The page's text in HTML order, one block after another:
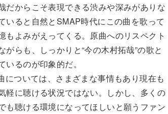
だからこそ表現できる渋みや深みがありな
いると自然とSMAP時代にこの曲を歌って
もよみがえってくる。原曲へのリスペクト
がらも、しっかりと“今の木村拓哉”の歌と
いるのが印象的だ。
については、さまざまな事情もあり現在も
軽に聴ける状況ではない。しかし、多くの
も聴ける環境になってほしいと願うファン